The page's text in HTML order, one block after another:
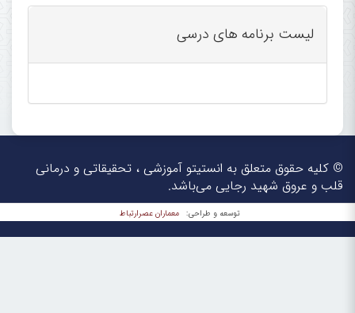
Iran University of
لیست برنامه های درسی
© کلیه حقوق متعلق به انستیتو آموزشی ، تحقیقاتی و درمانی
قلب و عروق شهید رجایی می‌باشد.
توسعه و طراحی: معماران عصر‌ارتباط